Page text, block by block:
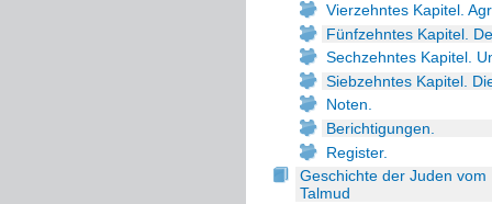
Vierzehntes Kapitel.
Fünfzehntes Kapitel.
Sechzehntes Kapitel.
Siebzehntes Kapitel.
Noten.
Berichtigungen.
Register.
Geschichte der Juden
Talmud